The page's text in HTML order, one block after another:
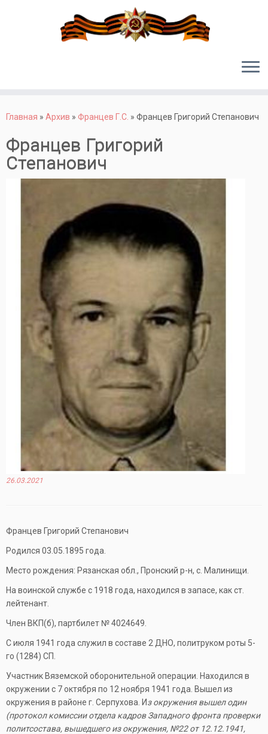
Главная » Архив » Францев Г.С. » Францев Григорий Степанович
Францев Григорий
Степанович
26.03.2021
Францев Григорий Степанович
Родился 03.05.1895 года.
Место рождения: Рязанская обл., Пронский р-н, с. Малинищи.
На воинской службе с 1918 года, находился в запасе, как ст.
лейтенант.
Член ВКП(б), партбилет № 4024649.
С июля 1941 года служил в составе 2 ДНО, политруком роты 5-
го (1284) СП.
Участник Вяземской оборонительной операции. Находился в
окружении с 7 октября по 12 ноября 1941 года. Вышел из
окружения в районе г. Серпухова. Из окружения вышел один
(протокол комиссииотдела кадров Западного фронта проверки
политсостава, вышедшего из окружения, №22 от 12.12.1941,